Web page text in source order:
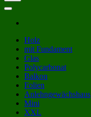
Holz
mit Fundament
Glas
Polycarbonat
Balkon
Folien
Anlehngewächshaus
Mini
XXL